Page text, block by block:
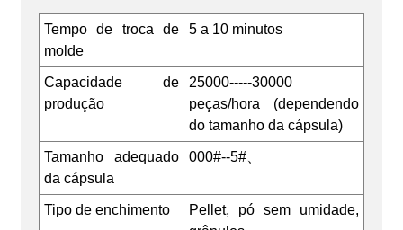
Tempo de troca de
molde
5 a 10 minutos
Capacidade de
produção
25000-----30000
peças/hora (dependendo
do tamanho da cápsula)
Tamanho adequado
da cápsula
000#--5#、
Tipo de enchimento
Pellet, pó sem umidade,